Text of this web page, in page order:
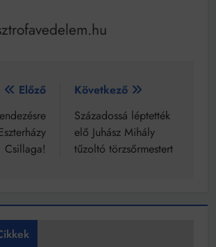
Előző
Csillaga!
Következő
Századossá léptették
elő Juhász Mihály
tűzoltó törzsőrmestert